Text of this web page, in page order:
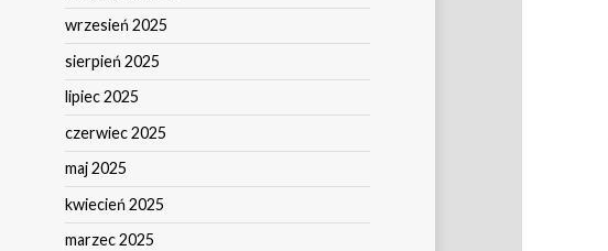
wrzesień 2025
sierpień 2025
lipiec 2025
czerwiec 2025
maj 2025
kwiecień 2025
marzec 2025